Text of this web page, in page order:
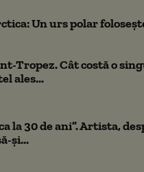
Un urs polar
Tropez. Cât costă o
ales...
la 30 de ani”. Artista,
și...